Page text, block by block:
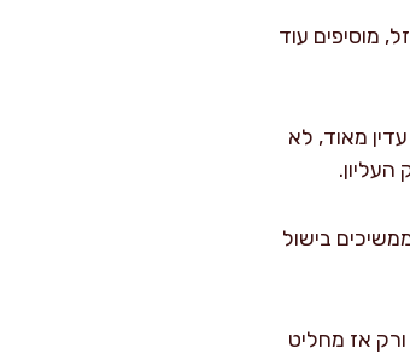
מוסיפים עוד
הוא בעבוע עדין מאוד, לא
בישול
ורק אז מחליט